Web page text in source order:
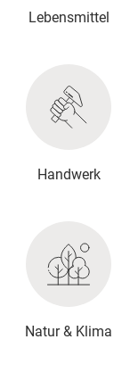
Lebensmittel
Handwerk
Natur & Klima